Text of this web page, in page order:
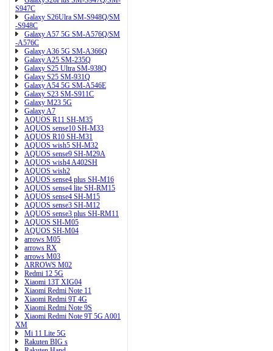
S947C
Galaxy S26Ulra SM-S948Q/SM
-S948C
Galaxy A57 5G SM-A576Q/SM
-A576C
Galaxy A36 5G SM-A366Q
Galaxy A25 SM-235Q
Galaxy S25 Ultra SM-938Q
Galaxy S25 SM-931Q
Galaxy A54 5G SM-A546E
Galaxy S23 SM-S911C
Galaxy M23 5G
Galaxy A7
AQUOS R11 SH-M35
AQUOS sense10 SH-M33
AQUOS R10 SH-M31
AQUOS wish5 SH-M32
AQUOS sense9 SH-M29A
AQUOS wish4 A402SH
AQUOS wish2
AQUOS sense4 plus SH-M16
AQUOS sense4 lite SH-RM15
AQUOS sense4 SH-M15
AQUOS sense3 SH-M12
AQUOS sense3 plus SH-RM11
AQUOS SH-M05
AQUOS SH-M04
arrows M05
arrows RX
arrows M03
ARROWS M02
Redmi 12 5G
Xiaomi 13T XIG04
Xiaomi Redmi Note 11
Xiaomi Redmi 9T 4G
Xiaomi Redmi Note 9S
Xiaomi Redmi Note 9T 5G A001
XM
Mi 11 Lite 5G
Rakuten BIG s